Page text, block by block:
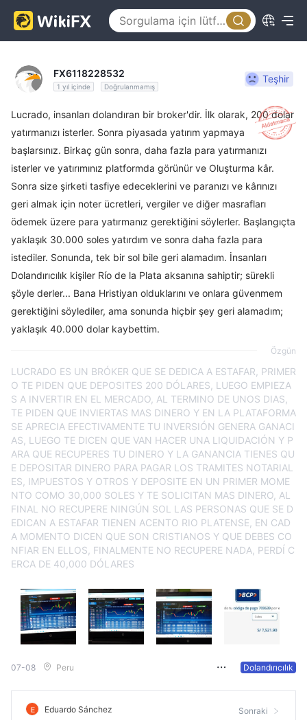
FX6118228532
1 yıl içinde Doğrulanmamış
Teşhir
Lucrado, insanları dolandıran bir broker'dir. İlk olarak, 200 dolar
yatırmanızı isterler. Sonra piyasada yatırım yapmaya
başlarsınız. Birkaç gün sonra, daha fazla para yatırmanızı
isterler ve yatırımınız platformda görünür ve Oluşturma kâr.
Sonra size şirketi tasfiye edeceklerini ve paranızı ve kârınızı
geri almak için noter ücretleri, vergiler ve diğer masrafları
ödemek üzere para yatırmanız gerektiğini söylerler. Başlangıçta
yaklaşık 30.000 soles yatırdım ve sonra daha fazla para
istediler. Sonunda, tek bir sol bile geri alamadım. İnsanları
Dolandırıcılık kişiler Río de la Plata aksanına sahiptir; sürekli
şöyle derler... Bana Hristiyan olduklarını ve onlara güvenmem
gerektiğini söylediler, ama sonunda hiçbir şey geri alamadım;
yaklaşık 40.000 dolar kaybettim.
Özgün
LUCRADO ES UN BRÓKER QUE SE DEDICA A ESTAFAR, PRIMER
O TE PIDEN QUE DEPOSITES 200 DÓLARES, LUEGO EMPIEZA
S A INVERTIR EN EL MERCADO, AL TERMINO DE UNOS DIAS,
TE PIDEN QUE INVIERTAS MAS DINERO Y EN LA PLATAFORMA
SE APRECIA EFECTIVAMENTE TU INVERSIÓN GENERA GANACI
AS, LUEGO TE DICEN QUE VAN HACER UNA LIQUIDACIÓN Y P
ARA QUE RECUPERES TU DINERO Y LA GANANCIA TIENES QU
E DEPOSITAR DINERO PARA PAGAR LOS TRAMITES NOTARIAL
ES, IMPUESTOS Y OTROS Y DEPOSITE EN UN PRIMER MOME
NTO COMO 30,000 SOLES Y TE SOLICITAN MAS DINERO, AL
FINAL NO RECUPERE NINGÚN SOL LAS PERSONAS QUE SE D
EDICAN A ESTAFAR TIENEN ACENTO RIO PLATENSE, EN CAD
A MOMENTO DICEN QUE SON CRISTIANOS Y QUE DEBES CO
NFIAR EN ELLOS, FINALMENTE NO RECUPERE NADA, PERDÍ C
ERCA DE 40,000 DÓLARES
07-08 Peru Dolandırıcılık
Eduardo Sánchez Sonraki